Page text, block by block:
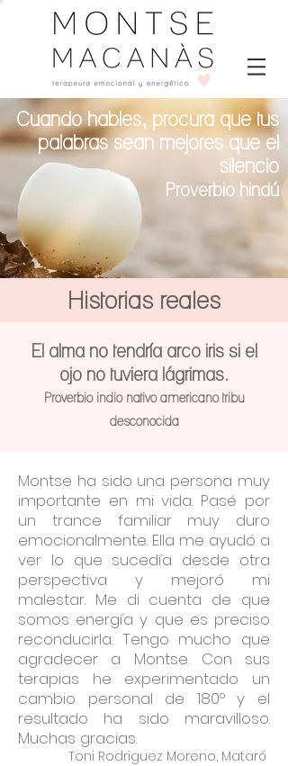
Cuando hables, procura que tus
palabras sean mejores que el
silencio
Proverbio hindú
Historias reales
El alma no tendría arco iris si el
ojo no tuviera lágrimas.
Proverbio indio nativo americano tribu
desconocida
Montse ha sido una persona muy
importante en mi vida. Pasé por
un trance familiar muy duro
emocionalmente. Ella me ayudó a
ver lo que sucedía desde otra
perspectiva y mejoró mi
malestar. Me di cuenta de que
somos energía y que es preciso
reconducirla. Tengo mucho que
agradecer a Montse. Con sus
terapias he experimentado un
cambio personal de 180º y el
resultado ha sido maravilloso.
Muchas gracias.
Toni Rodriguez Moreno, Mataró